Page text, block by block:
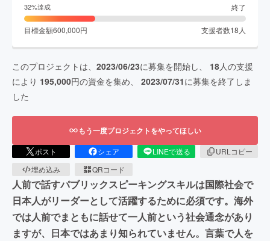
32%達成 終了
目標金額600,000円 支援者数18 人
このプロジェクトは、 2023/06/23に募集を開始し、 18人の支援
により 195,000円の資金を集め、 2023/07/31に募集を終了しま
した
もう一度プロジェクトをやってほしい
ポスト シェア LINEで送る
URLコピー
埋め込み
QRコード
人前で話すパブリックスピーキングスキルは国際社会で
日本人がリーダーとして活躍するために必須です。海外
では人前でまともに話せて一人前という社会通念があり
ますが、日本ではあまり知られていません。言葉で人を